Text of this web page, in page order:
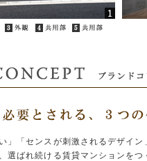
」「センスが刺激されるデザイ
選ばれ続ける賃貸マンションを